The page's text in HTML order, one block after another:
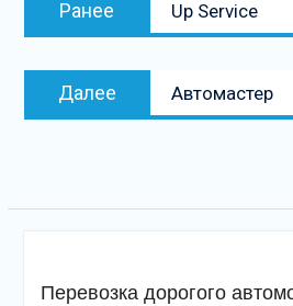
Ранее
запись:
Up Service
Далее
Следующая
запись
Автомастер
Перевозка дорогого